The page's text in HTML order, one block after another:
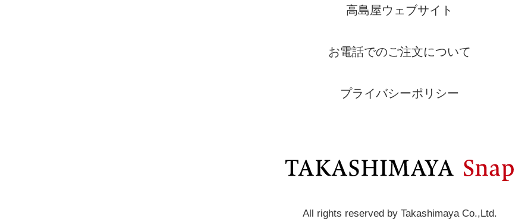
高島屋ウェブサイト
お電話でのご注文について
プライバシーポリシー
All rights reserved by Takashimaya Co.,Ltd.